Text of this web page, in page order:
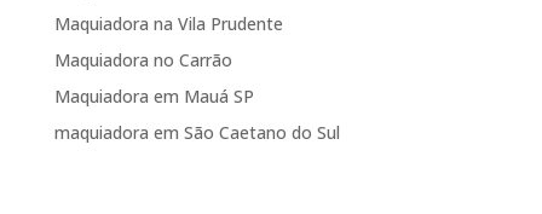
Maquiadora na Vila Prudente
Maquiadora no Carrão
Maquiadora em Mauá SP
maquiadora em São Caetano do Sul